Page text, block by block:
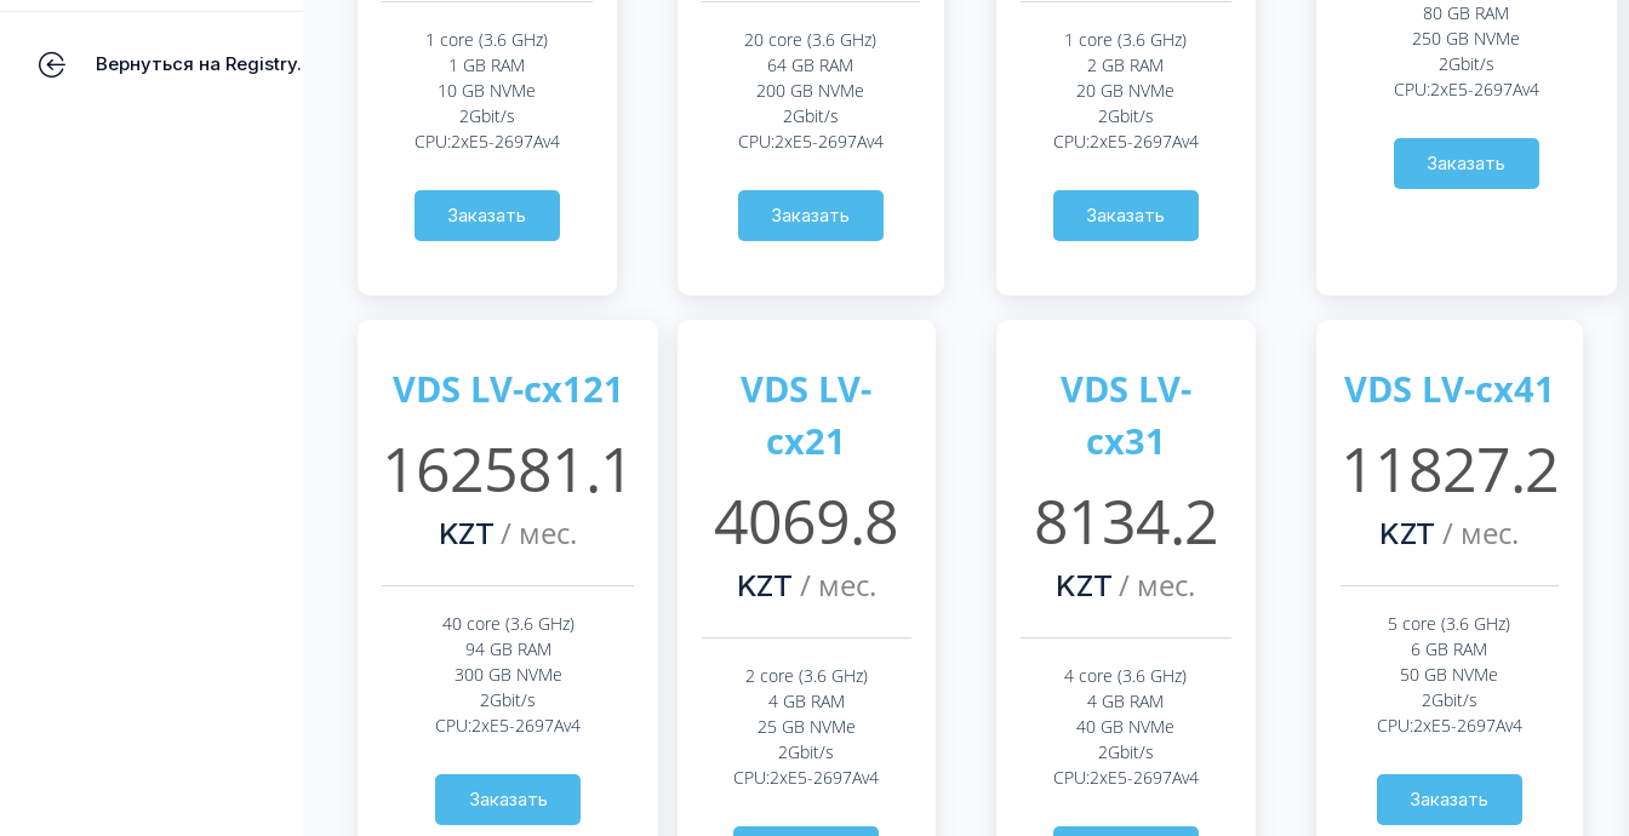
Вернуться на Registry.kz
1 core (3.6 GHz)
1 GB RAM
10 GB NVMe
2Gbit/s
CPU:2xE5-2697Av4
Заказать
20 core (3.6 GHz)
64 GB RAM
200 GB NVMe
2Gbit/s
CPU:2xE5-2697Av4
Заказать
1 core (3.6 GHz)
2 GB RAM
20 GB NVMe
2Gbit/s
CPU:2xE5-2697Av4
Заказать
80 GB RAM
250 GB NVMe
2Gbit/s
CPU:2xE5-2697Av4
Заказать
VDS LV-cx121
162581.1
KZT / мес.
40 core (3.6 GHz)
94 GB RAM
300 GB NVMe
2Gbit/s
CPU:2xE5-2697Av4
Заказать
VDS LV-
cx21
4069.8
KZT / мес.
2 core (3.6 GHz)
4 GB RAM
25 GB NVMe
2Gbit/s
CPU:2xE5-2697Av4
VDS LV-
cx31
8134.2
KZT / мес.
4 core (3.6 GHz)
4 GB RAM
40 GB NVMe
2Gbit/s
CPU:2xE5-2697Av4
VDS LV-cx41
11827.2
KZT / мес.
5 core (3.6 GHz)
6 GB RAM
50 GB NVMe
2Gbit/s
CPU:2xE5-2697Av4
Заказать